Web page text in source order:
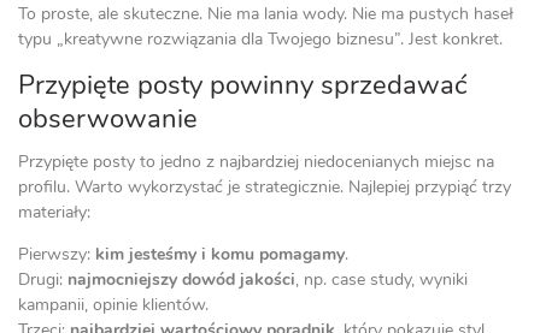
To proste, ale skuteczne. Nie ma lania wody. Nie ma pustych haseł
typu „kreatywne rozwiązania dla Twojego biznesu”. Jest konkret.
Przypięte posty powinny sprzedawać
obserwowanie
Przypięte posty to jedno z najbardziej niedocenianych miejsc na
profilu. Warto wykorzystać je strategicznie. Najlepiej przypiąć trzy
materiały:
Pierwszy: kim jesteśmy i komu pomagamy.
Drugi: najmocniejszy dowód jakości, np. case study, wyniki
kampanii, opinie klientów.